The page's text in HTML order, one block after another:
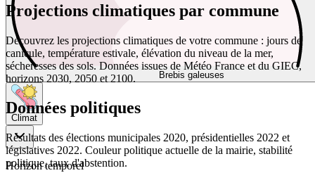
Brebis galeuses
Climat
Horizon temporel
Projections climatiques par commune
Découvrez les projections climatiques de votre commune : jours de
canicule, température estivale, élévation du niveau de la mer,
sécheresses des sols. Données issues de Météo France et du GIEC,
horizons 2030, 2050 et 2100.
Données politiques
Résultats des élections municipales 2020, présidentielles 2022 et
législatives 2022. Couleur politique actuelle de la mairie, stabilité
politique, taux d'abstention.